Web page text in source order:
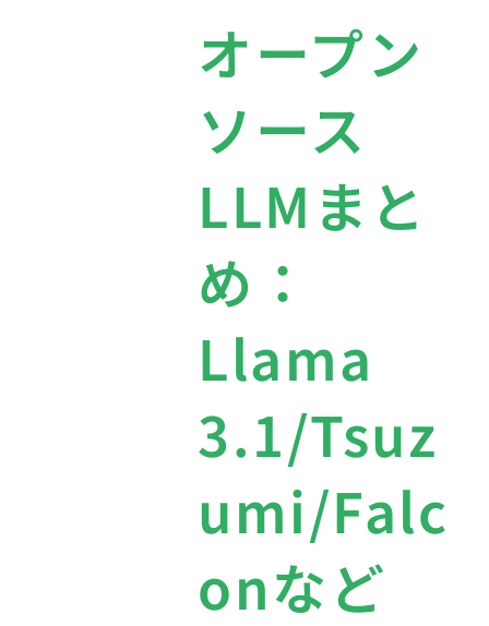
オープン
ソース
LLMまと
め：
Llama
3.1/Tsuz
umi/Falc
onなど